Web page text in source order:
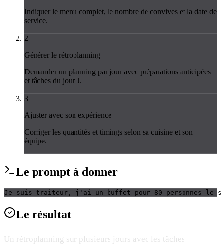
Indiquer le menu complet, le nombre de convives et la date de
service.
2
Générer le rétroplanning
Demander un planning par jour avec préparations anticipées
et tâches du jour J.
3
Ajuster avec son expérience
Corriger les quantités et timings selon sa cuisine et son
équipe.
Le prompt à donner
Je suis traiteur, j'ai un buffet pour 80 personnes le
Le résultat
Un rétroplanning sur plusieurs jours avec les tâches